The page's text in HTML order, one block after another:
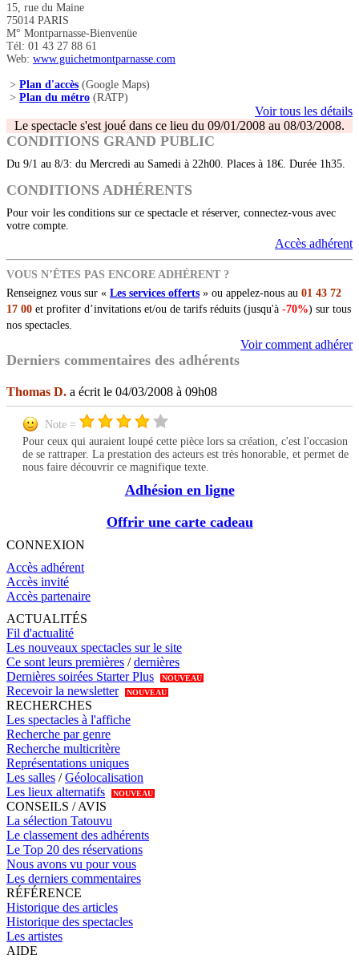
15, rue du Maine
75014 PARIS
M° Montparnasse-Bienvenüe
Tél: 01 43 27 88 61
Web: www.guichetmontparnasse.com
> Plan d'accès (Google Maps)
> Plan du métro (RATP)
Voir tous les détails
Le spectacle s'est joué dans ce lieu du 09/01/2008 au 08/03/2008.
CONDITIONS GRAND PUBLIC
Du 9/1 au 8/3: du Mercredi au Samedi à 22h00. Places à 18€. Durée 1h35.
CONDITIONS ADHÉRENTS
Pour voir les conditions sur ce spectacle et réserver, connectez-vous avec
votre compte.
Accès adhérent
VOUS N’ÊTES PAS ENCORE ADHÉRENT ?
Renseignez vous sur « Les services offerts » ou appelez-nous au 01 43 72
17 00 et profiter d’invitations et/ou de tarifs réduits (jusqu'à -70%) sur tous
nos spectacles.
Voir comment adhérer
Derniers commentaires des adhérents
Thomas D. a écrit le 04/03/2008 à 09h08
Note =
Pour ceux qui auraient loupé cette pièce lors sa création, c'est l'occasion
de se rattraper. La prestation des acteurs est très honorable, et permet de
nous faire découvrir ce magnifique texte.
Adhésion en ligne
Offrir une carte cadeau
CONNEXION
Accès adhérent
Accès invité
Accès partenaire
ACTUALITÉS
Fil d'actualité
Les nouveaux spectacles sur le site
Ce sont leurs premières /dernières
Dernières soirées Starter Plus
NOUVEAU
Recevoir la newsletter NOUVEAU
RECHERCHES
Les spectacles à l'affiche
Recherche par genre
Recherche multicritère
Représentations uniques
Les salles /Géolocalisation
Les lieux alternatifs
NOUVEAU
CONSEILS / AVIS
La sélection Tatouvu
Le classement des adhérents
Le Top 20 des réservations
Nous avons vu pour vous
Les derniers commentaires
RÉFÉRENCE
Historique des articles
Historique des spectacles
Les artistes
AIDE